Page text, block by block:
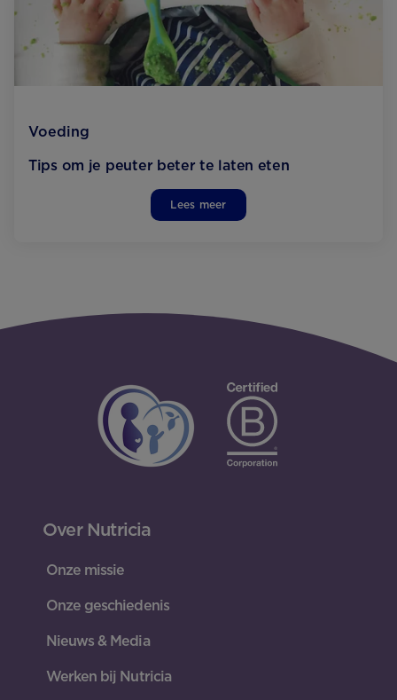
Voeding
Tips om je peuter beter te laten eten
Lees meer
Over Nutricia
Onze missie
Onze geschiedenis
Nieuws & Media
Werken bij Nutricia